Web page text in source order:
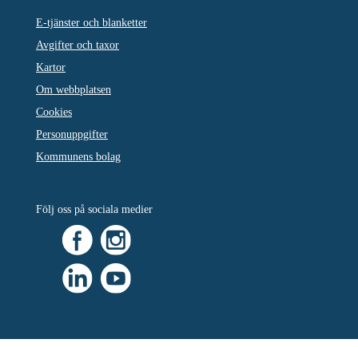
E-tjänster och blanketter
Avgifter och taxor
Kartor
Om webbplatsen
Cookies
Personuppgifter
Kommunens bolag
Följ oss på sociala medier